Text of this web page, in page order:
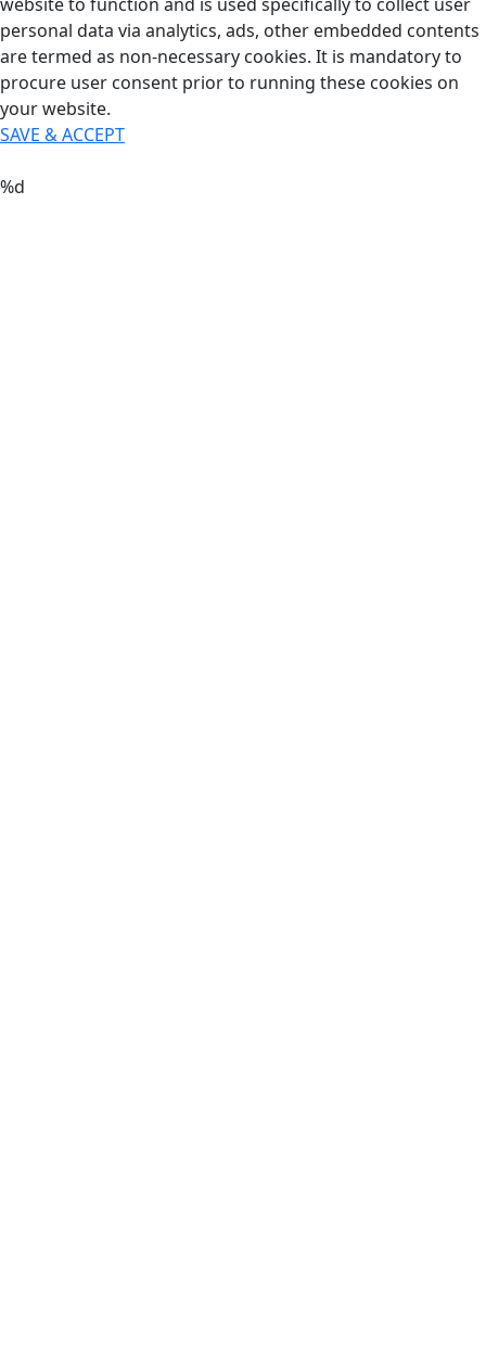
personal data via analytics, ads, other embedded contents
are termed as non-necessary cookies. It is mandatory to
procure user consent prior to running these cookies on
your website.
SAVE & ACCEPT
%d